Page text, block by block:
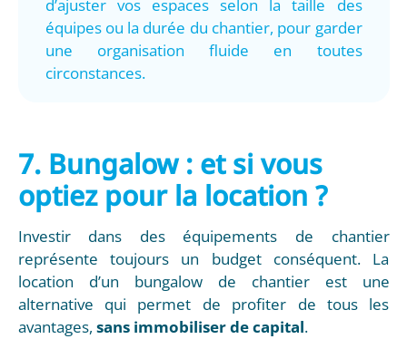
d’ajuster vos espaces selon la taille des
équipes ou la durée du chantier, pour garder
une organisation fluide en toutes
circonstances.
7. Bungalow : et si vous
optiez pour la location ?
Investir dans des équipements de chantier
représente toujours un budget conséquent. La
location d’un bungalow de chantier est une
alternative qui permet de profiter de tous les
avantages, sans immobiliser de capital.